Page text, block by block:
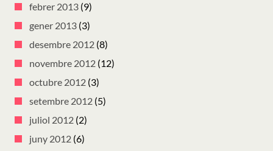
febrer 2013 (9)
gener 2013 (3)
desembre 2012 (8)
novembre 2012 (12)
octubre 2012 (3)
setembre 2012 (5)
juliol 2012 (2)
juny 2012 (6)